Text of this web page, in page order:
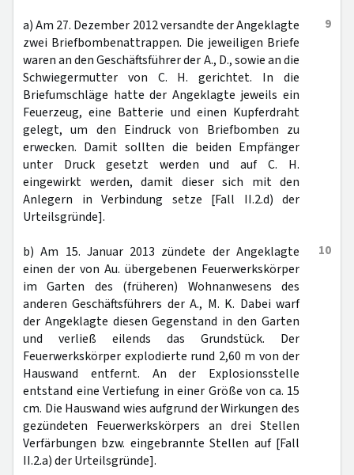
9
a) Am 27. Dezember 2012 versandte der Angeklagte
zwei Briefbombenattrappen. Die jeweiligen Briefe
waren an den Geschäftsführer der A., D., sowie an die
Schwiegermutter von C. H. gerichtet. In die
Briefumschläge hatte der Angeklagte jeweils ein
Feuerzeug, eine Batterie und einen Kupferdraht
gelegt, um den Eindruck von Briefbomben zu
erwecken. Damit sollten die beiden Empfänger
unter Druck gesetzt werden und auf C. H.
eingewirkt werden, damit dieser sich mit den
Anlegern in Verbindung setze [Fall II.2.d) der
Urteilsgründe].
10
b) Am 15. Januar 2013 zündete der Angeklagte
einen der von Au. übergebenen Feuerwerkskörper
im Garten des (früheren) Wohnanwesens des
anderen Geschäftsführers der A., M. K. Dabei warf
der Angeklagte diesen Gegenstand in den Garten
und verließ eilends das Grundstück. Der
Feuerwerkskörper explodierte rund 2,60 m von der
Hauswand entfernt. An der Explosionsstelle
entstand eine Vertiefung in einer Größe von ca. 15
cm. Die Hauswand wies aufgrund der Wirkungen des
gezündeten Feuerwerkskörpers an drei Stellen
Verfärbungen bzw. eingebrannte Stellen auf [Fall
II.2.a) der Urteilsgründe].